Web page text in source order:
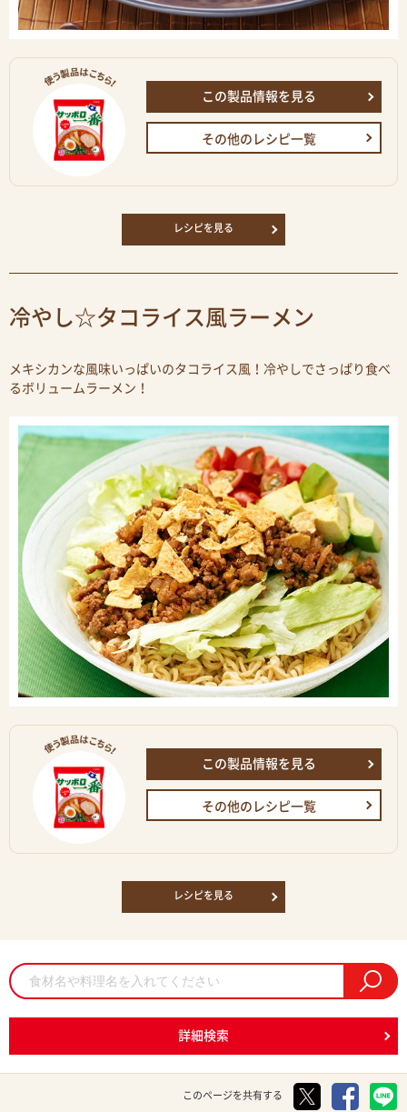
この製品情報を見る
その他のレシピ一覧
レシピを見る
冷やし☆タコライス風ラーメン
メキシカンな風味いっぱいのタコライス風！冷やしでさっぱり食べ
るボリュームラーメン！
この製品情報を見る
その他のレシピ一覧
レシピを見る
詳細検索
このページを共有する